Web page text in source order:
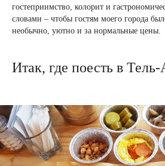
гостеприимство, колорит и
словами – чтобы гостям моего города
необычно, уютно и за нормальные цены.
Итак, где поесть в Тель-